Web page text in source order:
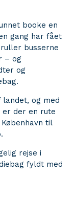
booke en
gang har fået
busserne
– og
og
landet, og med
er der en rute
til
rejse i
fyldt med